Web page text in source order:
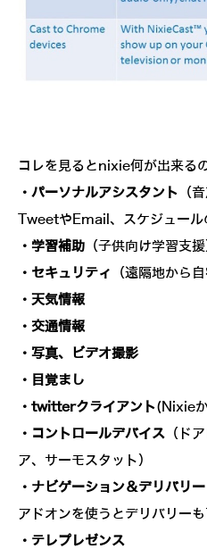
コレを見るとnixie何が出来る
・パーソナルアシスタント （
TweetやEmail、スケジュール
・学習補助 （子供向け学習支援
・セキュリティ
（遠隔地から
・天気情報
・交通情報
・写真、ビデオ撮影
・目覚まし
・twitterクライアント(Nixie
・コントロールデバイス （ド
ア、サーモスタット）
・ナビゲーション＆デリバリー
アドオンを使うとデリバリーも
・テレプレゼンス